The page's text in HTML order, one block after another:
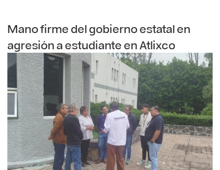
Mano firme del gobierno estatal en
agresión a estudiante en Atlixco